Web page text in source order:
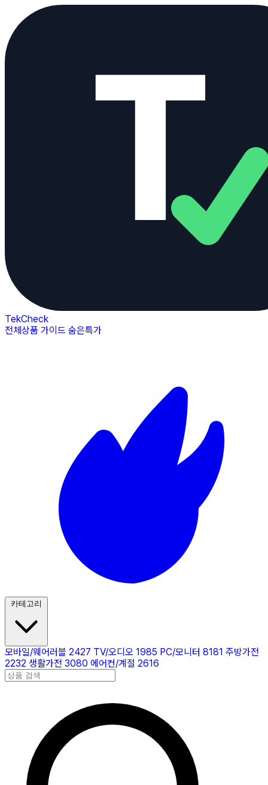
TekCheck
전체상품 가이드 숨은특가
카테고리
모바일/웨어러블 2427 TV/오디오 1985 PC/모니터 8181 주방가전
2232 생활가전 3080 에어컨/계절 2616